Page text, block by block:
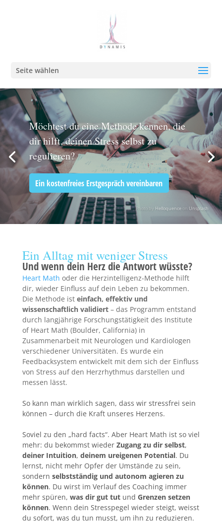
Seite wählen
Möchtest du eine Methode kennen, die
dir hilft, deinen Stress selbst zu
regulieren?
Photo by Helloquence on Unsplash
Ein kostenfreies Erstgespräch vereinbaren
Ein Alltag mit weniger Stress
Und wenn dein Herz die Antwort wüsste?
Heart Math oder die Herzintelligenz-Methode hilft
dir, wieder Einfluss auf dein Leben zu bekommen.
Die Methode ist einfach, effektiv und
wissenschaftlich validiert– das Programm entstand
durch langjährige Forschungstätigkeit des Institute
of Heart Math (Boulder, California) in
Zusammenarbeit mit Neurologen und Kardiologen
verschiedener Universitäten. Es wurde ein
Feedbacksystem entwickelt mit dem sich der Einfluss
von Stress auf den Herzrhythmus darstellen und
messen lässt.
So kann man wirklich sagen, dass wir stressfrei sein
können – durch die Kraft unseres Herzens.
Soviel zu den „hard facts“. Aber Heart Math ist so viel
mehr: du bekommst wieder Zugang zu dir selbst,
deiner Intuition, deinem ureigenen Potential. Du
lernst, nicht mehr Opfer der Umstände zu sein,
sondern selbstständig und autonom agieren zu
können. Du wirst im Verlauf des Coaching immer
mehr spüren, was dir gut tutund Grenzen setzen
können. Wenn dein Stresspegel wieder steigt, weisst
du sofort, was du tun musst, um ihn zu reduzieren.